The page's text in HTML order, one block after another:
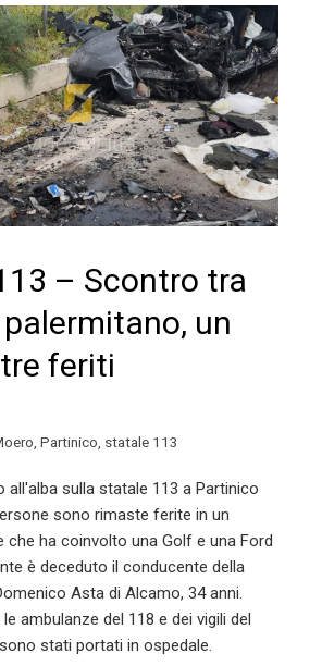
– Scontro tra
un
feriti
Partinico statale 113
all'alba sulla statale 113 a Partinico
sono rimaste ferite in un
che ha coinvolto una Golf e una Ford
è deceduto il conducente della
Asta di Alcamo, 34 anni.
ambulanze del 118 e dei vigili del
stati portati in ospedale.